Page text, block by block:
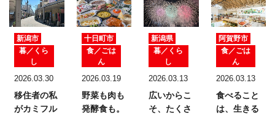
新潟市
暮／くら
し
2026.03.30
移住者の私
がカミフル
十日町市
食／ごは
ん
2026.03.19
野菜も肉も
発酵食も。
新潟県
暮／くら
し
2026.03.13
広いからこ
そ、たくさ
阿賀野市
食／ごは
ん
2026.03.13
食べること
は、生きる